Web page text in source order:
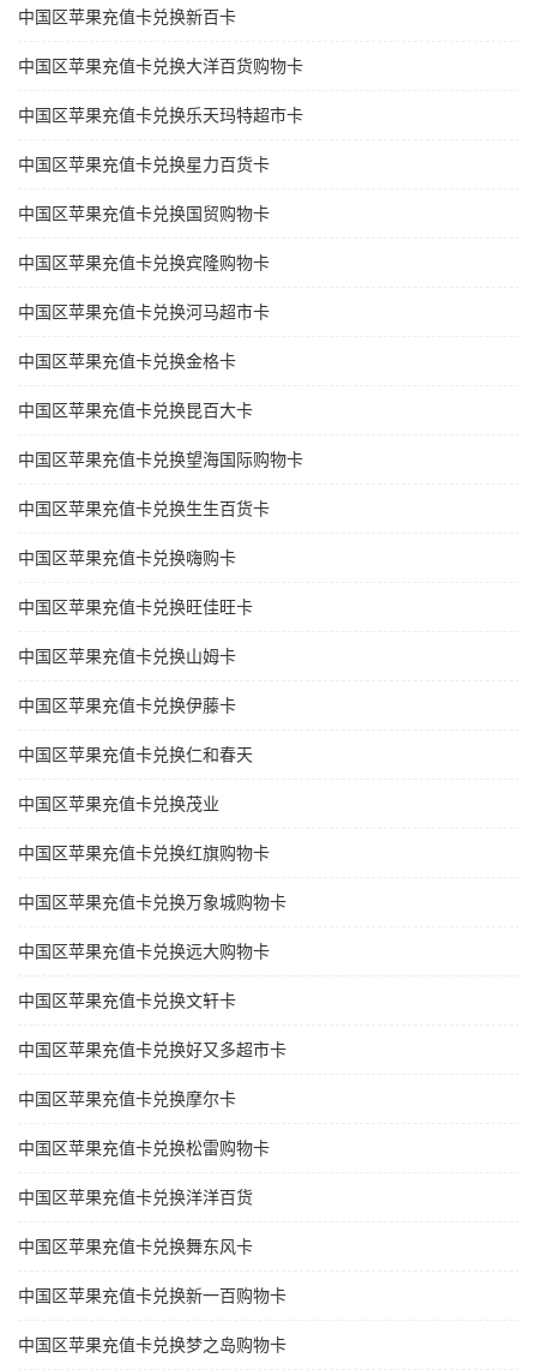
中国区苹果充值卡兑换新百卡
中国区苹果充值卡兑换大洋百货购物卡
中国区苹果充值卡兑换乐天玛特超市卡
中国区苹果充值卡兑换星力百货卡
中国区苹果充值卡兑换国贸购物卡
中国区苹果充值卡兑换宾隆购物卡
中国区苹果充值卡兑换河马超市卡
中国区苹果充值卡兑换金格卡
中国区苹果充值卡兑换昆百大卡
中国区苹果充值卡兑换望海国际购物卡
中国区苹果充值卡兑换生生百货卡
中国区苹果充值卡兑换嗨购卡
中国区苹果充值卡兑换旺佳旺卡
中国区苹果充值卡兑换山姆卡
中国区苹果充值卡兑换伊藤卡
中国区苹果充值卡兑换仁和春天
中国区苹果充值卡兑换茂业
中国区苹果充值卡兑换红旗购物卡
中国区苹果充值卡兑换万象城购物卡
中国区苹果充值卡兑换远大购物卡
中国区苹果充值卡兑换文轩卡
中国区苹果充值卡兑换好又多超市卡
中国区苹果充值卡兑换摩尔卡
中国区苹果充值卡兑换松雷购物卡
中国区苹果充值卡兑换洋洋百货
中国区苹果充值卡兑换舞东风卡
中国区苹果充值卡兑换新一百购物卡
中国区苹果充值卡兑换梦之岛购物卡